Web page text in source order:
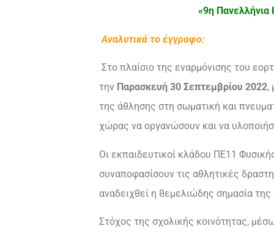
«9η
Αναλυτικά το έγγραφο:
Στο πλαίσιο της εναρμόνισης του
την Παρασκευή 30 Σεπτεμβρίου 2022,
της άθλησης στη σωματική και
χώρας να οργανώσουν και να
Οι εκπαιδευτικοί κλάδου ΠΕ11
συναποφασίσουν τις αθλητικές
αναδειχθεί η θεμελιώδης σημασία
Στόχος της σχολικής κοινότητας,